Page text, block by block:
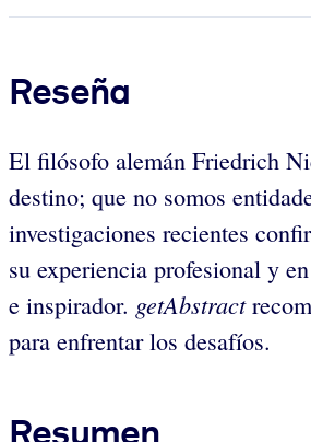
Reseña
El filósofo alemán Friedrich
destino; que no somos
investigaciones recientes
su experiencia profesional y
e inspirador. getAbstract
para enfrentar los desafíos.
Resumen